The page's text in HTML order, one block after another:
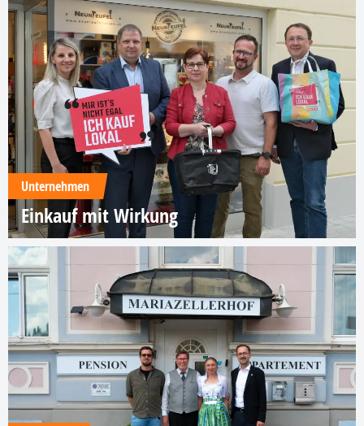
Unternehmen
Einkauf mit Wirkung